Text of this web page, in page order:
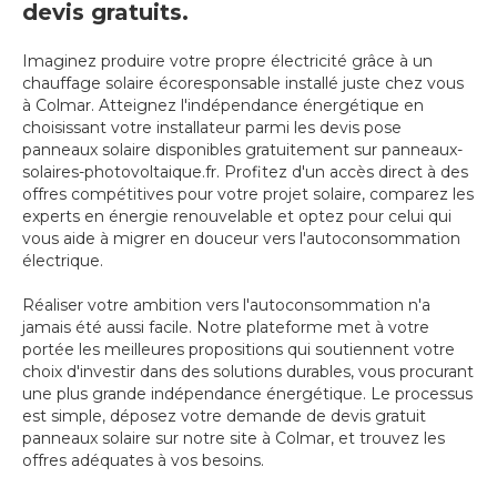
devis gratuits.
Imaginez produire votre propre électricité grâce à un
chauffage solaire écoresponsable installé juste chez vous
à Colmar. Atteignez l'indépendance énergétique en
choisissant votre installateur parmi les devis pose
panneaux solaire disponibles gratuitement sur panneaux-
solaires-photovoltaique.fr. Profitez d'un accès direct à des
offres compétitives pour votre projet solaire, comparez les
experts en énergie renouvelable et optez pour celui qui
vous aide à migrer en douceur vers l'autoconsommation
électrique.
Réaliser votre ambition vers l'autoconsommation n'a
jamais été aussi facile. Notre plateforme met à votre
portée les meilleures propositions qui soutiennent votre
choix d'investir dans des solutions durables, vous procurant
une plus grande indépendance énergétique. Le processus
est simple, déposez votre demande de devis gratuit
panneaux solaire sur notre site à Colmar, et trouvez les
offres adéquates à vos besoins.